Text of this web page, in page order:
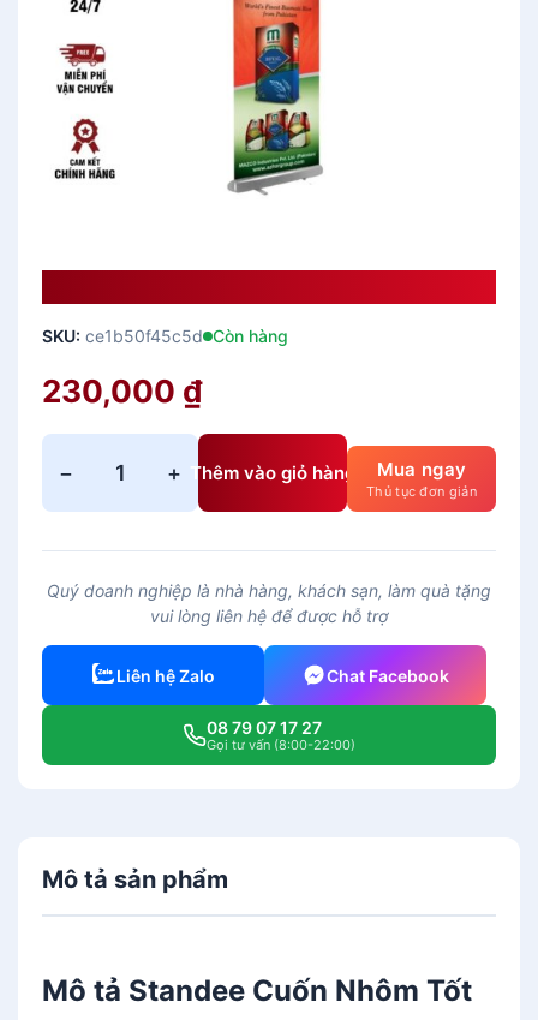
SKU: ce1b50f45c5d Còn hàng
230,000 ₫
−
t
d
e
u
m
T
t
6
+ Thêm vào giỏ hàng Mua ngay
Thủ tục đơn giản
Quý doanh nghiệp là nhà hàng, khách sạn, làm quà tặng
vui lòng liên hệ để được hỗ trợ
Liên hệ Zalo Chat Facebook
08 79 07 17 27
Gọi tư vấn (8:00-22:00)
Mô tả sản phẩm
Mô tả Standee Cuốn Nhôm Tốt